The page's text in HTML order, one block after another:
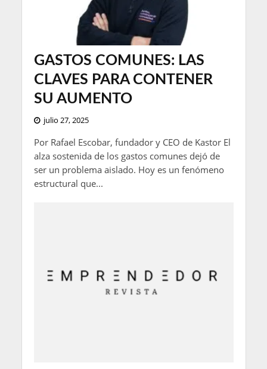
GASTOS COMUNES: LAS
CLAVES PARA CONTENER
SU AUMENTO
julio 27, 2025
Por Rafael Escobar, fundador y CEO de Kastor El
alza sostenida de los gastos comunes dejó de
ser un problema aislado. Hoy es un fenómeno
estructural que...